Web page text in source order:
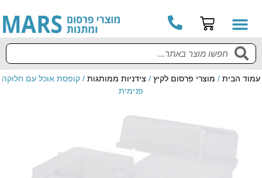
עמוד הבית / מוצרי פרסום לקיץ / צידניות ממותגות / קופסת אוכל עם חלוקה
פנימית